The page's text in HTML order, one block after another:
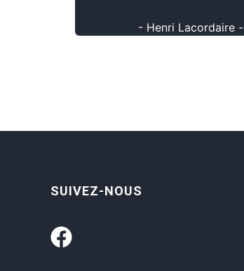
- Henri Lacordaire -
SUIVEZ-NOUS